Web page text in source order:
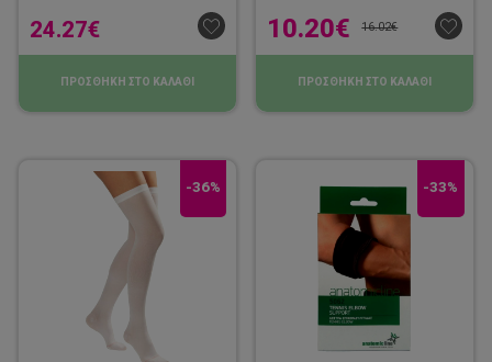
24.27€
ΠΡΟΣΘΗΚΗ ΣΤΟ ΚΑΛΑΘΙ
16.02€
10.20€
ΠΡΟΣΘΗΚΗ ΣΤΟ ΚΑΛΑΘΙ
-36% -33%